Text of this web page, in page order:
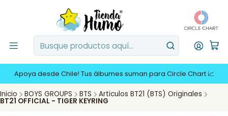
Apoya desde Chile! Tus álbumes suman para Circle Chart 📈
Inicio BOYS GROUPS BTS Articulos BT21 (BTS) Originales
BT21 OFFICIAL - TIGER KEYRING